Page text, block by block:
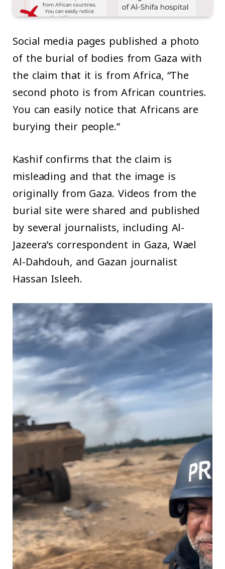
Social media pages published a photo
of the burial of bodies from Gaza with
the claim that it is from Africa, “The
second photo is from African countries.
You can easily notice that Africans are
burying their people.”
Kashif confirms that the claim is
misleading and that the image is
originally from Gaza. Videos from the
burial site were shared and published
by several journalists, including Al-
Jazeera’s correspondent in Gaza, Wael
Al-Dahdouh, and Gazan journalist
Hassan Isleeh.